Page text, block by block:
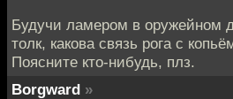
Будучи ламером в оружейном
толк, какова связь рога с
Поясните кто-нибудь, плз.
Borgward »